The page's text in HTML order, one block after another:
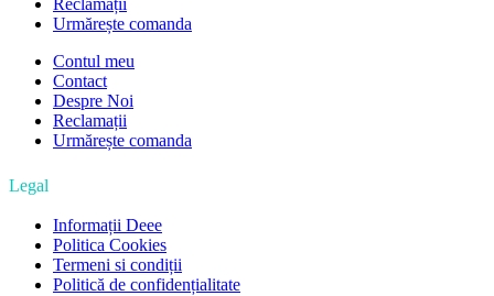
Reclamații
Urmărește comanda
Contul meu
Contact
Despre Noi
Reclamații
Urmărește comanda
Legal
Informații Deee
Politica Cookies
Termeni si condiții
Politică de confidențialitate